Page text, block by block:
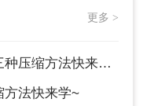
更多 >
压缩方法快来学~
方法快来学~